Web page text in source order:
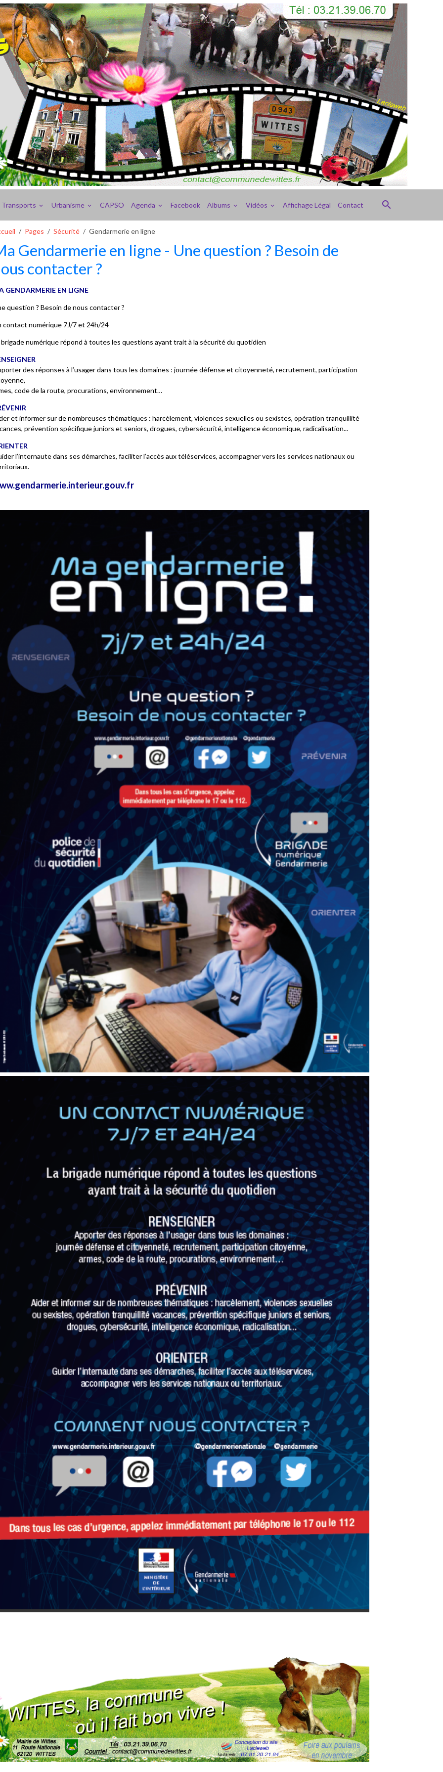
Transports Urbanisme CAPSO Agenda Facebook Albums Vidéos Affichage Légal Contact
Pages Sécurité Gendarmerie en ligne
Gendarmerie en ligne - Une question ? Besoin de
contacter ?
GENDARMERIE EN LIGNE
question ? Besoin de nous contacter ?
contact numérique 7J/7 et 24h/24
brigade numérique répond à toutes les questions ayant trait à la sécurité du quotidien
des réponses à l’usager dans tous les domaines : journée défense et citoyenneté, recrutement, participation
code de la route, procurations, environnement…
et informer sur de nombreuses thématiques : harcèlement, violences sexuelles ou sexistes, opération tranquillité
prévention spécifique juniors et seniors, drogues, cybersécurité, intelligence économique, radicalisation...
l’internaute dans ses démarches, faciliter l’accès aux téléservices, accompagner vers les services nationaux ou